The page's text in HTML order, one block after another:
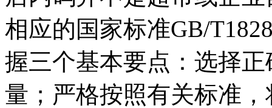
相应的国家标准GB/
握三个基本要点：选择
量；严格按照有关标准